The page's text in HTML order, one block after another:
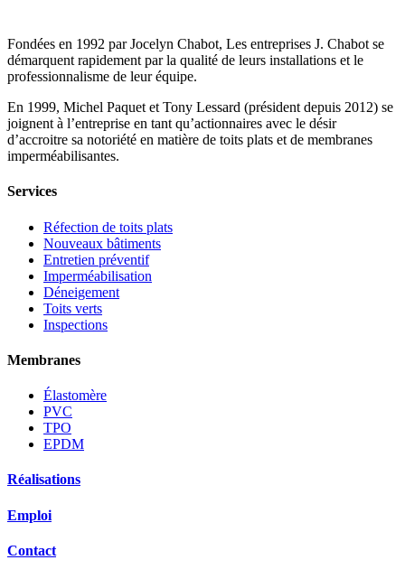
Fondées en 1992 par Jocelyn Chabot, Les entreprises J. Chabot se
démarquent rapidement par la qualité de leurs installations et le
professionnalisme de leur équipe.
En 1999, Michel Paquet et Tony Lessard (président depuis 2012) se
joignent à l’entreprise en tant qu’actionnaires avec le désir
d’accroitre sa notoriété en matière de toits plats et de membranes
imperméabilisantes.
Services
Réfection de toits plats
Nouveaux bâtiments
Entretien préventif
Imperméabilisation
Déneigement
Toits verts
Inspections
Membranes
Élastomère
PVC
TPO
EPDM
Réalisations
Emploi
Contact